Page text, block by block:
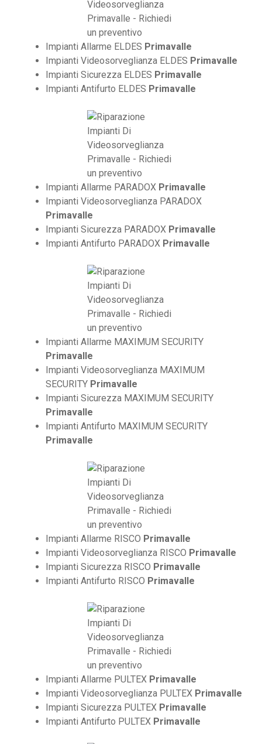
Impianti Allarme ELDES Primavalle
Impianti Videosorveglianza ELDES Primavalle
Impianti Sicurezza ELDES Primavalle
Impianti Antifurto ELDES Primavalle
Impianti Allarme PARADOX Primavalle
Impianti Videosorveglianza PARADOX
Primavalle
Impianti Sicurezza PARADOX Primavalle
Impianti Antifurto PARADOX Primavalle
Impianti Allarme MAXIMUM SECURITY
Primavalle
Impianti Videosorveglianza MAXIMUM
SECURITY Primavalle
Impianti Sicurezza MAXIMUM SECURITY
Primavalle
Impianti Antifurto MAXIMUM SECURITY
Primavalle
Impianti Allarme RISCO Primavalle
Impianti Videosorveglianza RISCO Primavalle
Impianti Sicurezza RISCO Primavalle
Impianti Antifurto RISCO Primavalle
Impianti Allarme PULTEX Primavalle
Impianti Videosorveglianza PULTEX Primavalle
Impianti Sicurezza PULTEX Primavalle
Impianti Antifurto PULTEX Primavalle